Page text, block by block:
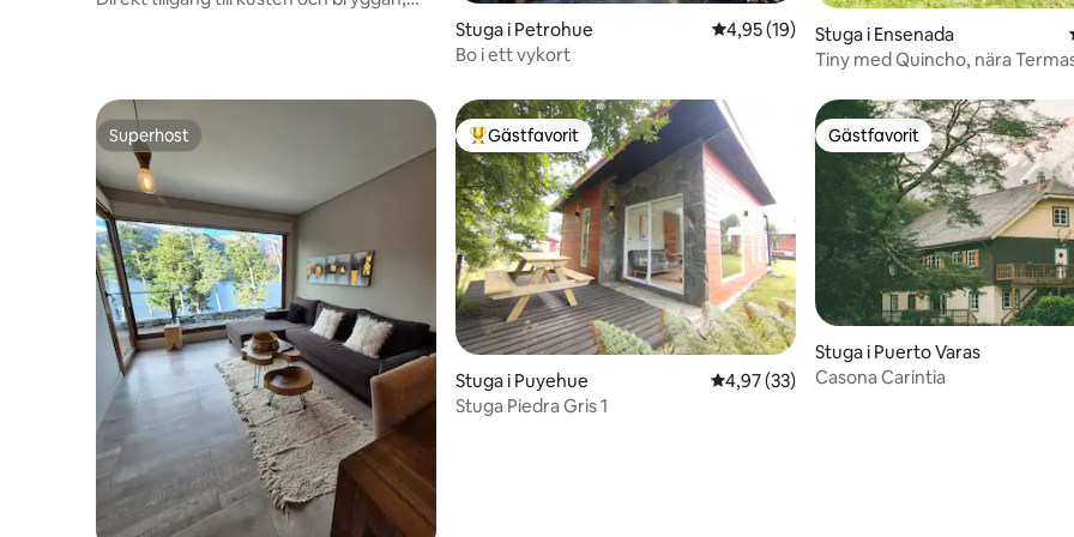
Stuga i Petrohue 4,95 av 5 i genomsnittligt betyg, 19
4,95 (19)
Bo i ett vykort
Stuga i Ensenada
Tiny med Quincho, nära
Superhost
Superhost Populär gästfavorit
Gästfavorit
Stuga i Puyehue 4,97 av 5 i genomsnittligt betyg, 33
4,97 (33)
Stuga Piedra Gris 1
Gästfavorit
Gästfavorit
Stuga i Puerto Varas
Casona Carintia